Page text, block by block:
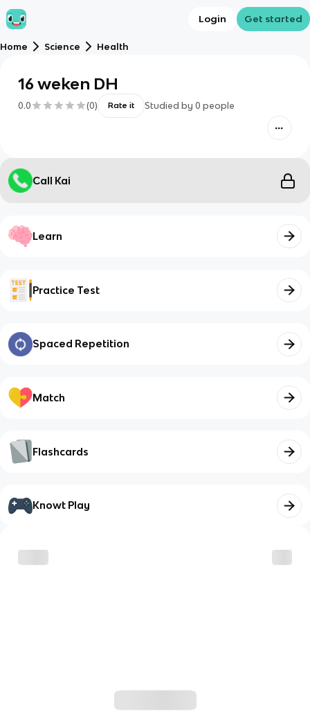
Login Get started
Home Science Health
16 weken DH
0.0 (0) Rate it Studied by 0 people
Call Kai
Learn
Practice Test
Spaced Repetition
Match
Flashcards
Knowt Play